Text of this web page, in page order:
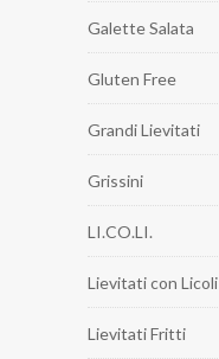
Galette Salata
Gluten Free
Grandi Lievitati
Grissini
LI.CO.LI.
Lievitati con Licoli
Lievitati Fritti